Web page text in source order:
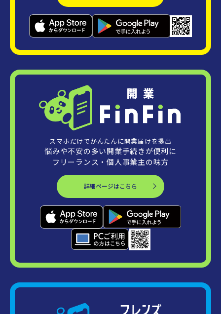
スマホだけでかんたんに開業届けを提出
悩みや不安の多い開業手続きが便利に
フリーランス・個人事業主の味方
詳細ページはこちら